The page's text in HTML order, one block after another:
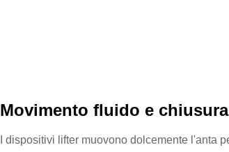
Movimento fluido e
I dispositivi lifter muovono dolcemente l'anta